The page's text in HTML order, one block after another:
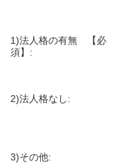
1)法人格の有無 【必
須】:
2)法人格なし:
3)その他: